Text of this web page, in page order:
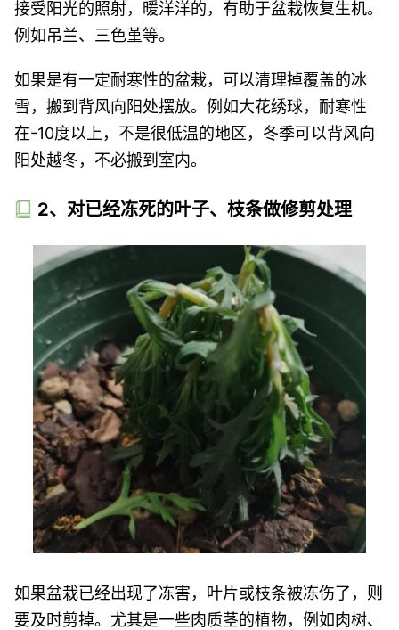
接受阳光的照射，暖洋洋的，有助于盆栽恢复生机。
例如吊兰、三色堇等。
如果是有一定耐寒性的盆栽，可以清理掉覆盖的冰
雪，搬到背风向阳处摆放。例如大花绣球，耐寒性
在-10度以上，不是很低温的地区，冬季可以背风向
阳处越冬，不必搬到室内。
2、对已经冻死的叶子、枝条做修剪处理
如果盆栽已经出现了冻害，叶片或枝条被冻伤了，则
要及时剪掉。尤其是一些肉质茎的植物，例如肉树、